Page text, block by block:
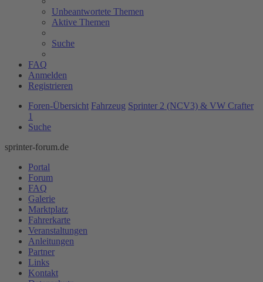
Unbeantwortete Themen
Aktive Themen
Suche
FAQ
Anmelden
Registrieren
Foren-Übersicht Fahrzeug Sprinter 2 (NCV3) & VW Crafter
1
Suche
sprinter-forum.de
Portal
Forum
FAQ
Galerie
Marktplatz
Fahrerkarte
Veranstaltungen
Anleitungen
Partner
Links
Kontakt